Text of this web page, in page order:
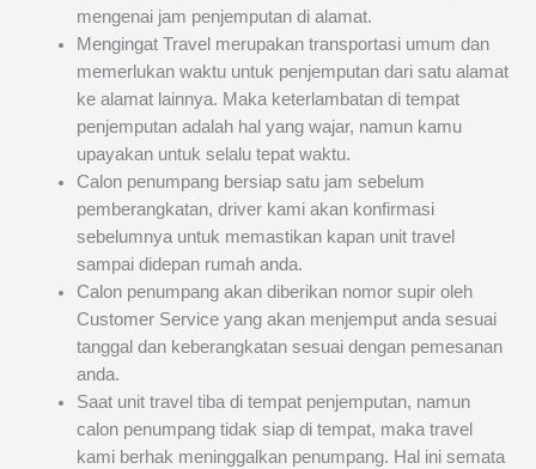
mengenai jam penjemputan di alamat.
Mengingat Travel merupakan transportasi umum dan
memerlukan waktu untuk penjemputan dari satu alamat
ke alamat lainnya. Maka keterlambatan di tempat
penjemputan adalah hal yang wajar, namun kamu
upayakan untuk selalu tepat waktu.
Calon penumpang bersiap satu jam sebelum
pemberangkatan, driver kami akan konfirmasi
sebelumnya untuk memastikan kapan unit travel
sampai didepan rumah anda.
Calon penumpang akan diberikan nomor supir oleh
Customer Service yang akan menjemput anda sesuai
tanggal dan keberangkatan sesuai dengan pemesanan
anda.
Saat unit travel tiba di tempat penjemputan, namun
calon penumpang tidak siap di tempat, maka travel
kami berhak meninggalkan penumpang. Hal ini semata